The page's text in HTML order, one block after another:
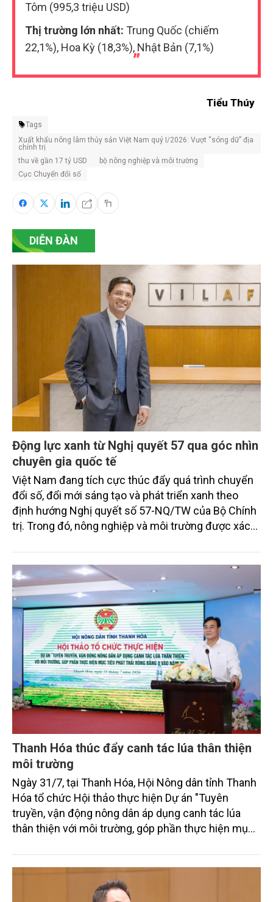
Tôm (995,3 triệu USD)
Thị trường lớn nhất: Trung Quốc (chiếm
22,1%), Hoa Kỳ (18,3%), Nhật Bản (7,1%)
Tiểu Thúy
Tags
Xuất khẩu nông lâm thủy sản Việt Nam quý I/2026: Vượt “sóng dữ” địa
chính trị
thu về gần 17 tỷ USD
bộ nông nghiệp và môi trường
Cục Chuyển đổi số
DIỄN ĐÀN
Động lực xanh từ Nghị quyết 57 qua góc nhìn
chuyên gia quốc tế
Việt Nam đang tích cực thúc đẩy quá trình chuyển
đổi số, đổi mới sáng tạo và phát triển xanh theo
định hướng Nghị quyết số 57-NQ/TW của Bộ Chính
trị. Trong đó, nông nghiệp và môi trường được xác
sắc bởi các tiến bộ công nghệ và cam kết bền vững
toàn cầu, đặc biệt là mục tiêu đưa phát thải ròng
bằng 0 (Net-Zero) vào năm 2050.
Thanh Hóa thúc đẩy canh tác lúa thân thiện
môi trường
Ngày 31/7, tại Thanh Hóa, Hội Nông dân tỉnh Thanh
Hóa tổ chức Hội thảo thực hiện Dự án "Tuyên
truyền, vận động nông dân áp dụng canh tác lúa
thân thiện với môi trường, góp phần thực hiện mục
trình thu hút sự tham gia của đông đảo đại biểu đến
từ các cơ quan quản lý nhà nước, đơn vị nghiên cứu,
doanh nghiệp, hợp tác xã và nông dân đang trực